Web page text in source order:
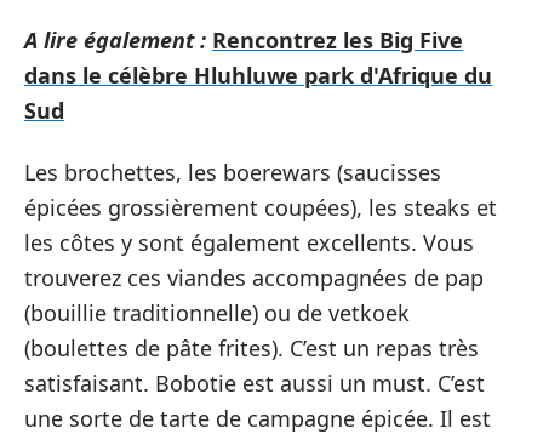
A lire également : Rencontrez les Big Five
dans le célèbre Hluhluwe park d'Afrique du
Sud
Les brochettes, les boerewars (saucisses
épicées grossièrement coupées), les steaks et
les côtes y sont également excellents. Vous
trouverez ces viandes accompagnées de pap
(bouillie traditionnelle) ou de vetkoek
(boulettes de pâte frites). C’est un repas très
satisfaisant. Bobotie est aussi un must. C’est
une sorte de tarte de campagne épicée. Il est